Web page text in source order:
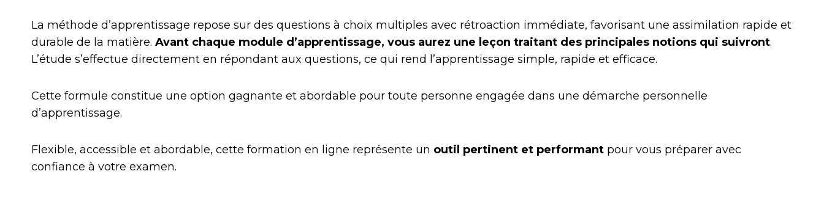
La méthode d’apprentissage repose sur des questions à choix multiples avec rétroaction immédiate, favorisant une assimilation rapide et
durable de la matière. Avant chaque module d’apprentissage, vous aurez une leçon traitant des principales notions qui suivront.
L’étude s’effectue directement en répondant aux questions, ce qui rend l’apprentissage simple, rapide et efficace.
Cette formule constitue une option gagnante et abordable pour toute personne engagée dans une démarche personnelle
d’apprentissage.
Flexible, accessible et abordable, cette formation en ligne représente un outil pertinent et performant pour vous préparer avec
confiance à votre examen.